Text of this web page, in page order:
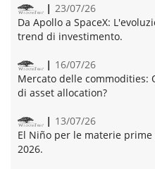
23/07/26
Da Apollo a SpaceX:
trend di investimento.
16/07/26
Mercato delle commodities:
di asset allocation?
13/07/26
El Niño per le materie prime
2026.